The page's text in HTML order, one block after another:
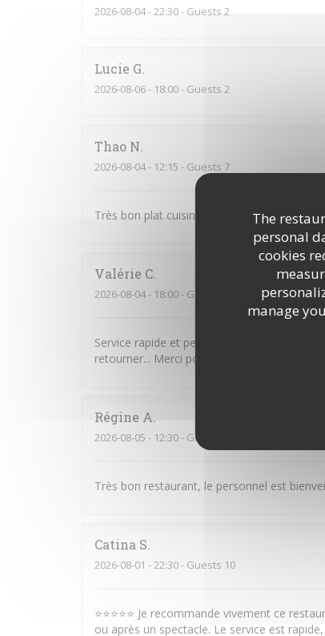
The
personal
cookies
manage
2026-08-04- 22:30 - Guests 2
Lucie G
2026-08-06- 18:00 - Guests 2
Thao N
2026-08-04- 12:15 - Guests 7
Très bon plat cuisiné, il y en a pour tous les
Valérie C
2026-08-04- 18:00 - Guests 2
Service rapide et personnel très agréable.
retourner... Merci pour ce moment très
Régine A
2026-08-05 - 12:30 - Guests 7
Très bon restaurant, le personnel est
Catina S
2026-08-01 - 22:30 - Guests 10
⭐⭐⭐⭐⭐ Je recommande vivement ce
ou après un spectacle. Le service est